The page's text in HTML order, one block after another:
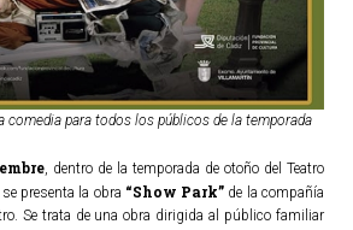
comedia para todos los públicos de la temporada
, dentro de la temporada de otoño del Teatro
presenta la obra “Show Park” de la compañía
Se trata de una obra dirigida al público familiar